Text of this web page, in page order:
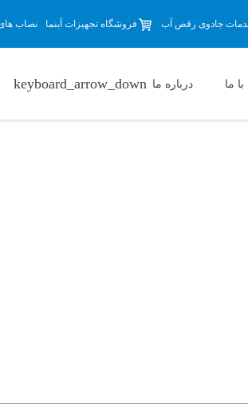
جادوی رقص آب فروشگاه تجهیزات آبنما نصاب
ما درباره ما